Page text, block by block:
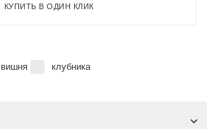
КУПИТЬ В ОДИН КЛИК
вишня клубника